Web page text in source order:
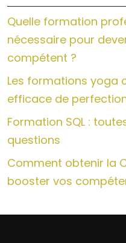
Quelle formation
nécessaire pour
compétent ?
Les formations yoga
efficace de
Formation SQL :
questions
Comment obtenir la
booster vos